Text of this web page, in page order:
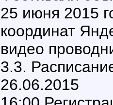
25 июня 2015
координат
видео
3.3.
26.06.2015